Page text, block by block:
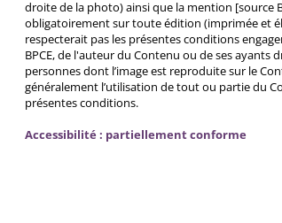
droite de la photo) ainsi que la mention [source
obligatoirement sur toute édition (imprimée et
respecterait pas les présentes conditions
BPCE, de l'auteur du Contenu ou de ses ayants
personnes dont l’image est reproduite sur le
généralement l’utilisation de tout ou partie du
présentes conditions.
Accessibilité : partiellement conforme